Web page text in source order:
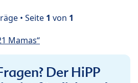
• Seite 1 von 1
Mamas“
Der HiPP